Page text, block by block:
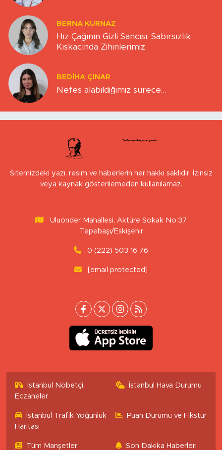
BERNA KURNAZ
Hız Çağının Gizli Sancısı: Sabırsızlık
Kıskacında Zihinlerimiz
BEDIHA ÇINAR
Nefes alabildiğimiz sürece…
Sitemizdeki yazı, resim ve haberlerin her hakkı saklıdır. İzinsiz
veya kaynak gösterilemeden kullanılamaz.
Uluönder Mahallesi, Aktüre Sokak No:37
Tepebaşı/Eskişehir
0 (222) 503 16 76
[email protected]
İstanbul Nöbetçi
Eczaneler
İstanbul Hava Durumu
İstanbul Trafik Yoğunluk
Haritası
Puan Durumu ve Fikstür
Tüm Manşetler Son Dakika Haberleri